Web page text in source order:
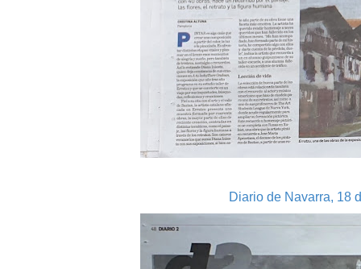
Diario de Navarra, 18